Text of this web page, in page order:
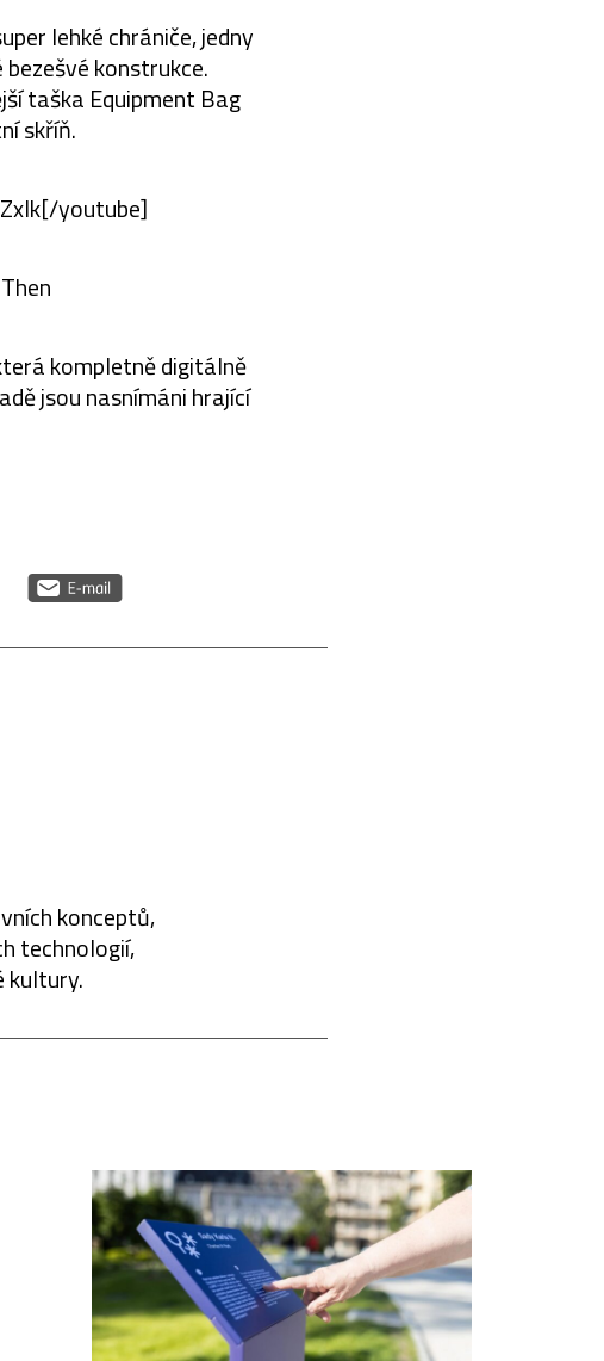
lehké chrániče, jedny
konstrukce.
taška Equipment Bag
skříň.
youtube]
kompletně digitálně
jsou nasnímáni hrající
konceptů,
technologií,
kultury.